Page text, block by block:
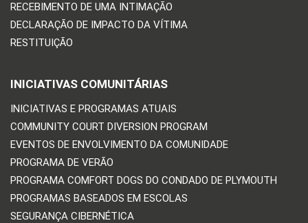
RECEBIMENTO DE UMA INTIMAÇÃO
DECLARAÇÃO DE IMPACTO DA VÍTIMA
RESTITUIÇÃO
INICIATIVAS COMUNITÁRIAS
INICIATIVAS E PROGRAMAS ATUAIS
COMMUNITY COURT DIVERSION PROGRAM
EVENTOS DE ENVOLVIMENTO DA COMUNIDADE
PROGRAMA DE VERÃO
PROGRAMA COMFORT DOGS DO CONDADO DE PLYMOUTH
PROGRAMAS BASEADOS EM ESCOLAS
SEGURANÇA CIBERNÉTICA